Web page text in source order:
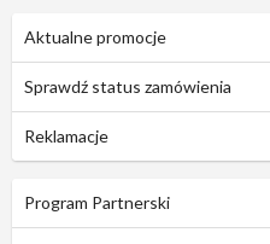
Aktualne promocje
Sprawdź status zamówienia
Reklamacje
Program Partnerski